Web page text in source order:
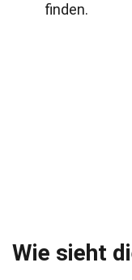
finden.
Wie sieht